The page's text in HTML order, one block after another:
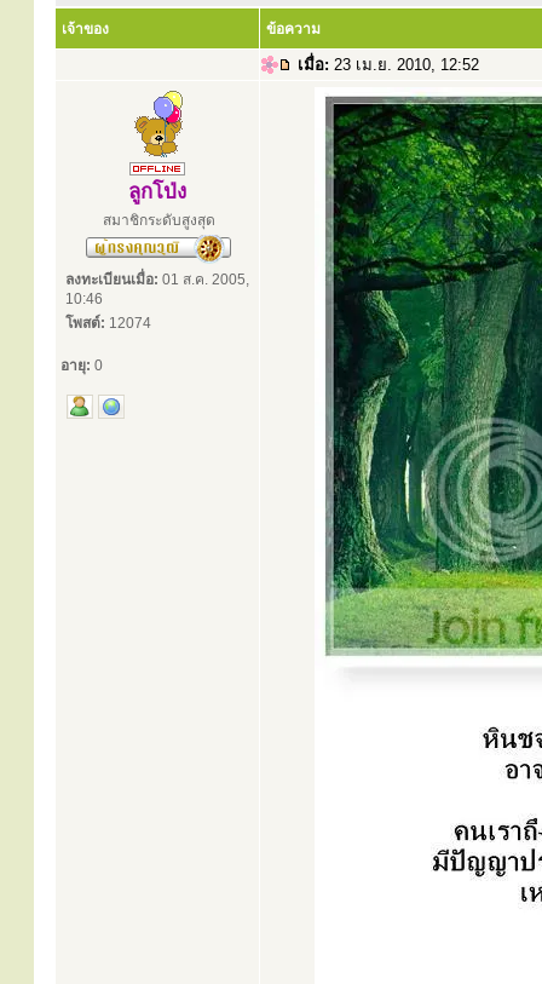
เจ้าของ ข้อความ
เมื่อ: 23 เม.ย. 2010, 12:52
ลูกโป่ง
สมาชิกระดับสูงสุด
ลงทะเบียนเมื่อ: 01 ส.ค. 2005,
10:46
โพสต์: 12074
อายุ: 0